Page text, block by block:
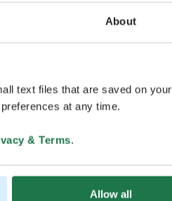
About
text files that are saved on your
at any time.
& Terms.
Allow all